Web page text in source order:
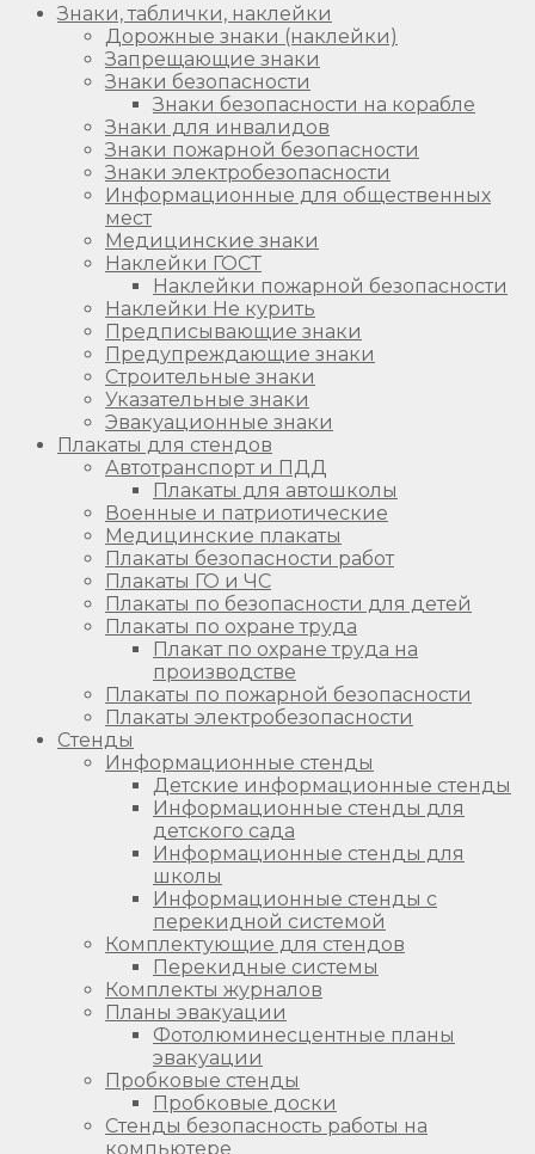
Знаки, таблички, наклейки
Дорожные знаки (наклейки)
Запрещающие знаки
Знаки безопасности
Знаки безопасности на корабле
Знаки для инвалидов
Знаки пожарной безопасности
Знаки электробезопасности
Информационные для общественных
мест
Медицинские знаки
Наклейки ГОСТ
Наклейки пожарной безопасности
Наклейки Не курить
Предписывающие знаки
Предупреждающие знаки
Строительные знаки
Указательные знаки
Эвакуационные знаки
Плакаты для стендов
Автотранспорт и ПДД
Плакаты для автошколы
Военные и патриотические
Медицинские плакаты
Плакаты безопасности работ
Плакаты ГО и ЧС
Плакаты по безопасности для детей
Плакаты по охране труда
Плакат по охране труда на
производстве
Плакаты по пожарной безопасности
Плакаты электробезопасности
Стенды
Информационные стенды
Детские информационные стенды
Информационные стенды для
детского сада
Информационные стенды для
школы
Информационные стенды с
перекидной системой
Комплектующие для стендов
Перекидные системы
Комплекты журналов
Планы эвакуации
Фотолюминесцентные планы
эвакуации
Пробковые стенды
Пробковые доски
Стенды безопасность работы на
компьютере